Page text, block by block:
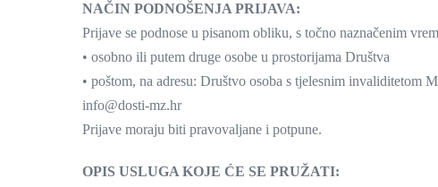
NAČIN PODNOŠENJA PRIJAVA:
Prijave se podnose u pisanom obliku, s točno naznačenim
• osobno ili putem druge osobe u prostorijama Društva
• poštom, na adresu: Društvo osoba s tjelesnim invaliditetom
info@dosti-mz.hr
Prijave moraju biti pravovaljane i potpune.
OPIS USLUGA KOJE ĆE SE PRUŽATI: